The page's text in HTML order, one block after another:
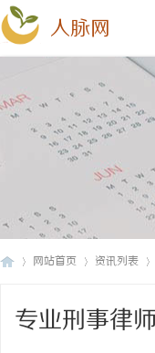
人脉网
网站首页 资讯列表
专业刑事律